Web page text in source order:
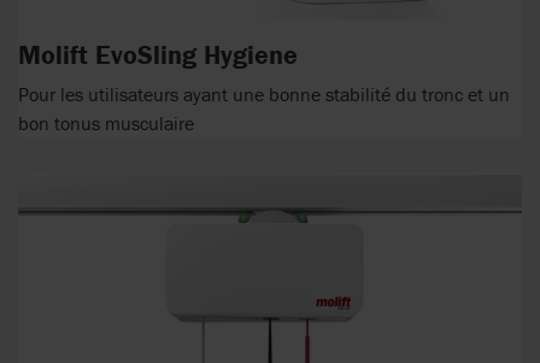
Molift EvoSling Hygiene
Pour les utilisateurs ayant une bonne stabilité du tronc et un
bon tonus musculaire